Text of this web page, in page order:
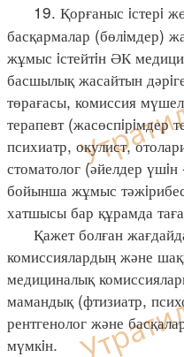
19. Қорғаныс iстерi
басқармалар (бөлiмдер)
жұмыс iстейтiн ӘК
басшылық жасайтын
төрағасы, комиссия
терапевт (жасөспiрiмдер
психиатр, окулист,
стоматолог (әйелдер
бойынша жұмыс
хатшысы бар құрамда
Қажет болған
комиссиялардың және
медициналық
мамандық (фтизиатр,
рентгенолог және
мүмкiн.